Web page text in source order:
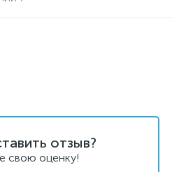
отзыв?
свою оценку!